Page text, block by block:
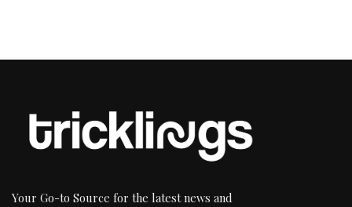
Your Go-to Source for the latest news and